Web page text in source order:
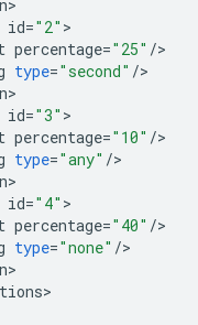
id="2"
percentage="25" /
type="second" /
id="3"
percentage="10" /
type="any" /
id="4"
percentage="40" /
type="none" /
>